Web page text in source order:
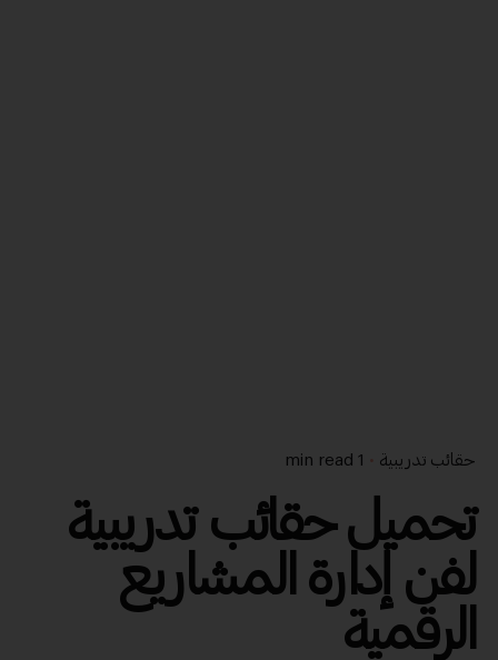
حقائب تدريبية 1 min read
تحميل حقائب تدريبية
لفن إدارة المشاريع
الرقمية